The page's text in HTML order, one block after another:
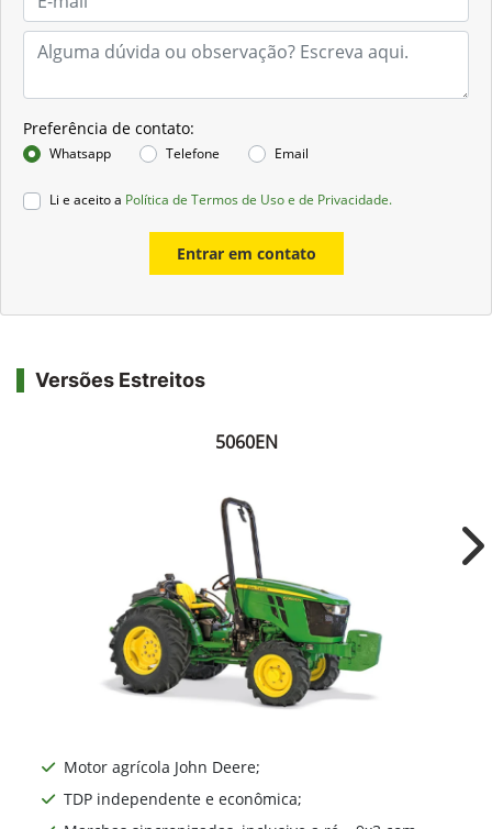
Preferência de contato:
Whatsapp Telefone Email
Li e aceito a Política de Termos de Uso e de Privacidade.
Entrar em contato
Versões Estreitos
5060EN
Motor agrícola John Deere;
TDP independente e econômica;